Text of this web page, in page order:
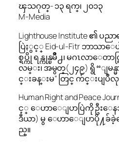
ၾသဂုတ္- ၁၃ ရက္၊ ၂၀၁၃
M-Media
Lighthouse Institute ၏ ပ
ပြဲႏွင့္ Eid-ul-Fitr ဘာသာေ
စ္ရပ္ကို ရန္ကုန္ၿမိဳ႕၊ မဂၤလာေတ
လမ္း၊ အမွတ္(၂၄၉) ရွိ “ျမန္မ
င္းခန္းမ” တြင္ က်င္းပျပဳလု
Human Right and Peace
င့္ ေဟာေျပာပြဲကို ဦးေန
ဒီယာ) မွ ေဟာေျပာပို႔ခ်
ည္။